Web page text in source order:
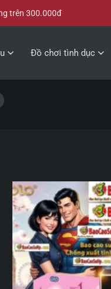
trên 300.000đ
Đồ chơi tình dục